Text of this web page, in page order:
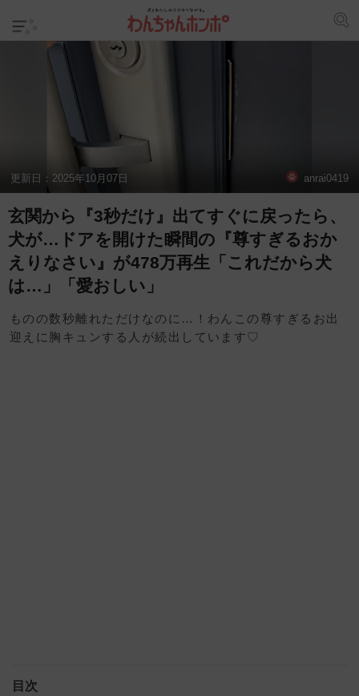
更新日： 2025年10月07日 anrai0419
玄関から『3秒だけ』出てすぐに戻ったら、
犬が…ドアを開けた瞬間の『尊すぎるおか
えりなさい』が478万再生「これだから犬
は…」「愛おしい」
ものの数秒離れただけなのに…！わんこの尊すぎるお出
迎えに胸キュンする人が続出しています♡
目次